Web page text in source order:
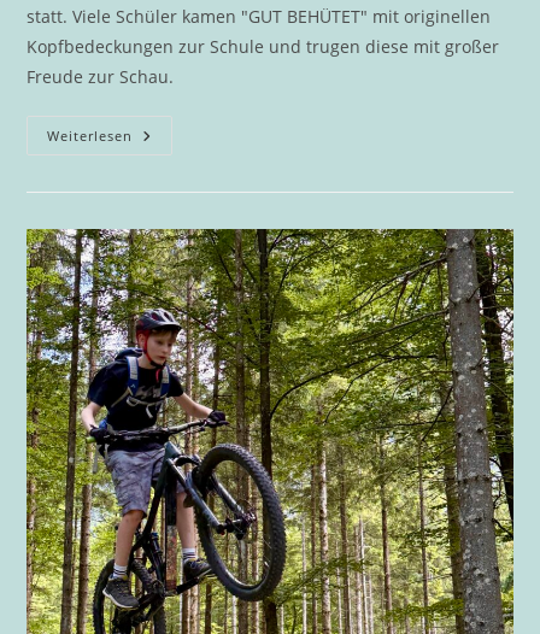
statt. Viele Schüler kamen "GUT BEHÜTET" mit originellen
Kopfbedeckungen zur Schule und trugen diese mit großer
Freude zur Schau.
Weiterlesen Erfolgreicher
Mottotag
Behütet“